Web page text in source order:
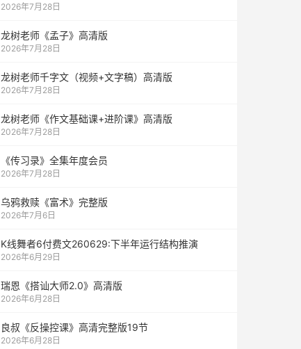
2026年7月28日
龙树老师《孟子》高清版
2026年7月28日
龙树老师千字文（视频+文字稿）高清版
2026年7月28日
龙树老师《作文基础课+进阶课》高清版
2026年7月28日
《传习录》全集年度会员
2026年7月28日
乌鸦救赎《富术》完整版
2026年7月6日
K线舞者6付费文260629:下半年运行结构推演
2026年6月29日
瑞恩《搭讪大师2.0》高清版
2026年6月28日
良叔《反操控课》高清完整版19节
2026年6月28日